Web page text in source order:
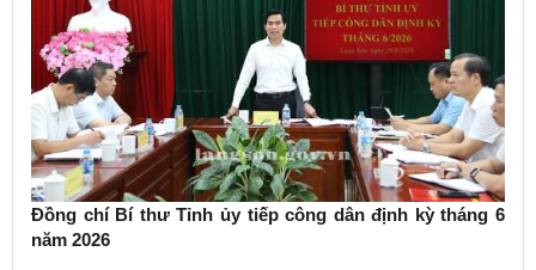
Đồng chí Bí thư Tỉnh ủy tiếp công dân định kỳ tháng 6
năm 2026